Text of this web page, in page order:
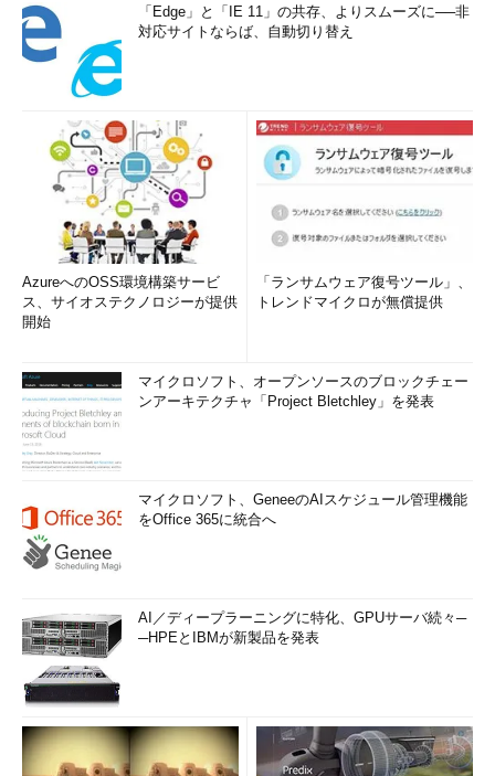
「Edge」と「IE 11」の共存、よりスムーズに──非
対応サイトならば、自動切り替え
AzureへのOSS環境構築サービ
ス、サイオステクノロジーが提供
開始
「ランサムウェア復号ツール」、
トレンドマイクロが無償提供
マイクロソフト、オープンソースのブロックチェー
ンアーキテクチャ「Project Bletchley」を発表
マイクロソフト、GeneeのAIスケジュール管理機能
をOffice 365に統合へ
AI／ディープラーニングに特化、GPUサーバ続々─
─HPEとIBMが新製品を発表